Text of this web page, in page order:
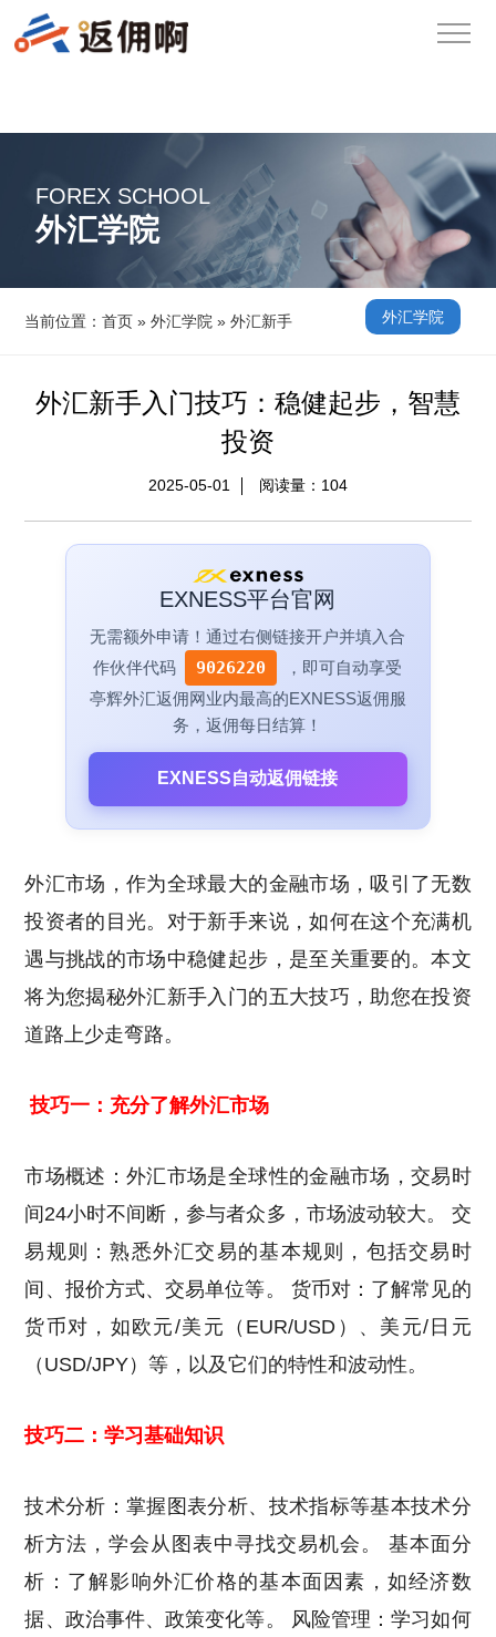
FOREX SCHOOL
外汇学院
当前位置：首页 »外汇学院 »外汇新手 外汇学院
外汇新手入门技巧：稳健起步，智慧
投资
2025-05-01 阅读量： 104
EXNESS平台官网
无需额外申请！通过右侧链接开户并填入合
作伙伴代码
9026220
，即可自动享受
亭辉外汇返佣网业内最高的EXNESS返佣服
务，返佣每日结算！
EXNESS自动返佣链接
外汇市场，作为全球最大的金融市场，吸引了无数
投资者的目光。对于新手来说，如何在这个充满机
遇与挑战的市场中稳健起步，是至关重要的。本文
将为您揭秘外汇新手入门的五大技巧，助您在投资
道路上少走弯路。
技巧一：充分了解外汇市场
市场概述：外汇市场是全球性的金融市场，交易时
间24小时不间断，参与者众多，市场波动较大。 交
易规则：熟悉外汇交易的基本规则，包括交易时
间、报价方式、交易单位等。 货币对：了解常见的
货币对，如欧元/美元（EUR/USD）、美元/日元
（USD/JPY）等，以及它们的特性和波动性。
技巧二：学习基础知识
技术分析：掌握图表分析、技术指标等基本技术分
析方法，学会从图表中寻找交易机会。 基本面分
析：了解影响外汇价格的基本面因素，如经济数
据、政治事件、政策变化等。 风险管理：学习如何